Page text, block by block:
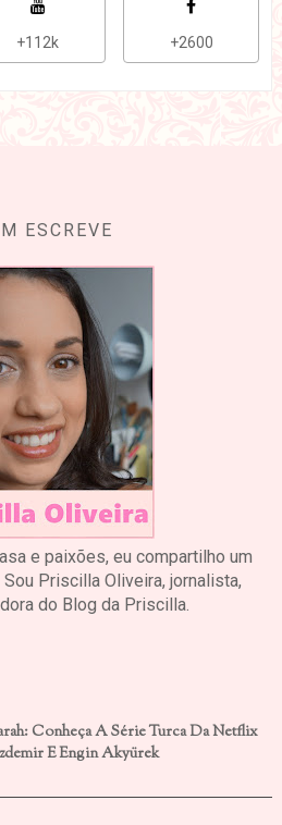
+112k +2600
ESCREVE
e paixões, eu compartilho um
Priscilla Oliveira, jornalista,
do Blog da Priscilla.
Conheça A Série Turca Da Netflix
E Engin Akyürek